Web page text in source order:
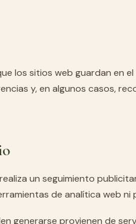
los sitios web guardan en
y, en algunos casos,
un seguimiento
de analítica web ni
generarse provienen de